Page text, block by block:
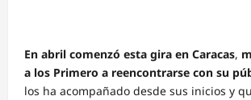
En abril comenzó esta gira en Caracas,
a los Primero a reencontrarse con su
los ha acompañado desde sus inicios y